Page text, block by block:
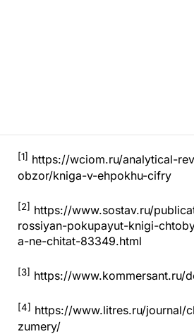
[1] https://wciom.ru/analytical-
obzor/kniga-v-ehpokhu-cifry
[2] https://www.sostav.ru/
rossiyan-pokupayut-knigi-
a-ne-chitat-83349.html
[3] https://www.kommersant.ru/
[4] https://www.litres.ru/journal/
zumery/